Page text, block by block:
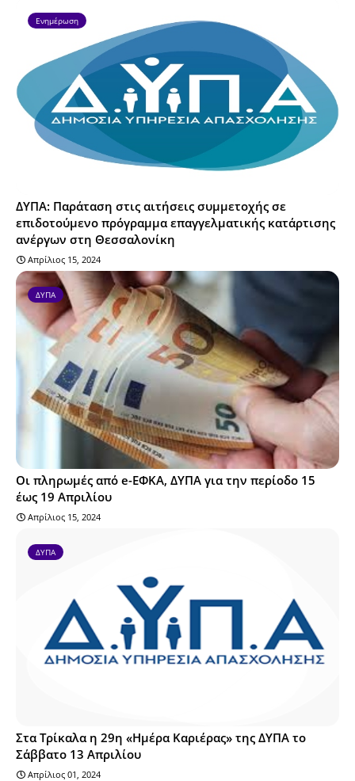
Ενημέρωση
ΔΥΠΑ: Παράταση στις αιτήσεις συμμετοχής σε
επιδοτούμενο πρόγραμμα επαγγελματικής κατάρτισης
ανέργων στη Θεσσαλονίκη
Απρίλιος 15, 2024
ΔΥΠΑ
Οι πληρωμές από e-ΕΦΚΑ, ΔΥΠΑ για την περίοδο 15
έως 19 Απριλίου
Απρίλιος 15, 2024
ΔΥΠΑ
Στα Τρίκαλα η 29η «Ημέρα Καριέρας» της ΔΥΠΑ το
Σάββατο 13 Απριλίου
Απρίλιος 01, 2024